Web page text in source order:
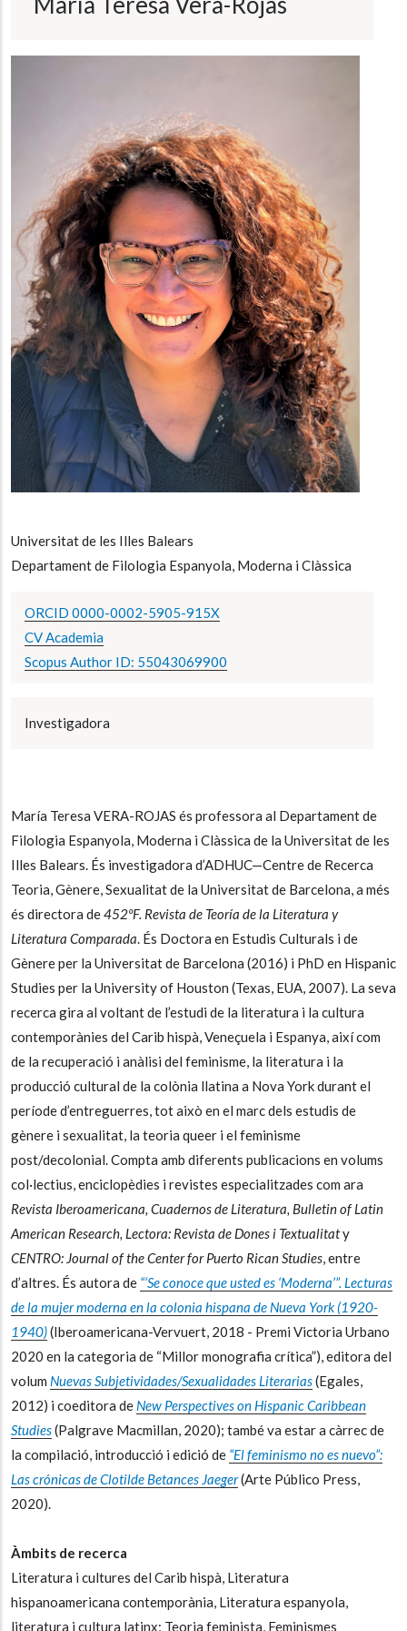
Universitat de les Illes Balears
Departament de Filologia Espanyola, Moderna i Clàssica
ORCID 0000-0002-5905-915X
CV Academia
Scopus Author ID: 55043069900
Investigadora
María Teresa VERA-ROJAS és professora al Departament de
Filologia Espanyola, Moderna i Clàssica de la Universitat de les
Illes Balears. És investigadora d’ADHUC—Centre de Recerca
Teoria, Gènere, Sexualitat de la Universitat de Barcelona, a més
és directora de452ºF. Revista de Teoría de la Literatura y
Literatura Comparada . És Doctora en Estudis Culturals i de
Gènere per la Universitat de Barcelona (2016) i PhD en Hispanic
Studies per la University of Houston (Texas, EUA, 2007). La seva
recerca gira al voltant de l’estudi de la literatura i la cultura
contemporànies del Carib hispà, Veneçuela i Espanya, així com
de la recuperació i anàlisi del feminisme, la literatura i la
producció cultural de la colònia llatina a Nova York durant el
període d’entreguerres, tot això en el marc dels estudis de
gènere i sexualitat, la teoria queer i el feminisme
post/decolonial. Compta amb diferents publicacions en volums
col·lectius, enciclopèdies i revistes especialitzades com ara
Revista Iberoamericana, Cuadernos de Literatura, Bulletin of Latin
American Research, Lectora: Revista de Dones i Textualitaty
CENTRO: Journal of the Center for Puerto Rican Studies , entre
d’altres. És autora de “‘Se conoce que usted es ‘Moderna’”. Lecturas
de la mujer moderna en la colonia hispana de Nueva York (1920-
1940)(Iberoamericana-Vervuert, 2018 - Premi Victoria Urbano
2020 en la categoria de “Millor monografia crítica”), editora del
volum Nuevas Subjetividades/Sexualidades Literarias(Egales,
2012) i coeditora de New Perspectives on Hispanic Caribbean
Studies(Palgrave Macmillan, 2020); també va estar a càrrec de
la compilació, introducció i edició de “El feminismo no es nuevo”:
Las crónicas de Clotilde Betances Jaeger(Arte Público Press,
2020).
Àmbits de recerca
Literatura i cultures del Carib hispà, Literatura
hispanoamericana contemporània, Literatura espanyola,
literatura i cultura latinx; Teoria feminista, Feminismes